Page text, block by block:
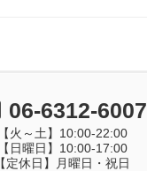
06-6312-6007
【火～土】10:00-22:00
【日曜日】10:00-17:00
【定休日】月曜日・祝日